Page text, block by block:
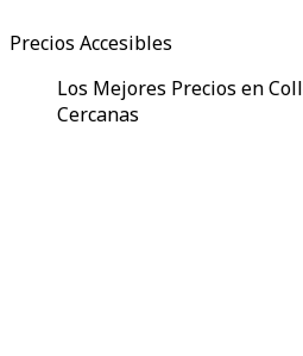
Precios Accesibles
Los Mejores Precios en
Cercanas